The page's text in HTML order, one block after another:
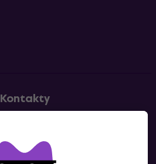
Kontakty